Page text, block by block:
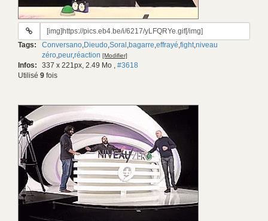
URL
gif:
Tags: Conversano,Dieudo,Soral ,bagarre,effrayé,fight,niveau
zéro,peur,réaction [Modifier]
Infos: 337 x 221px, 2.49 Mo , #3618
Utilisé 9 fois